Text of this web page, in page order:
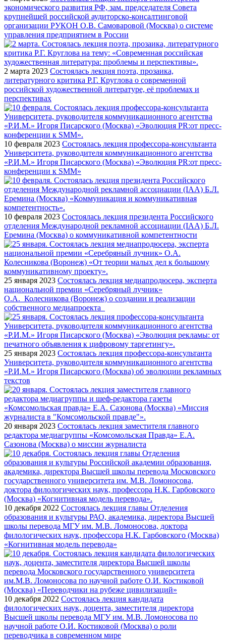
экономического развития РФ, зам. председателя Совета
крупнейшей российской аудиторско-консалтинговой
организации РУКОН О.В. Самоваровой (Москва) о системе
управления предприятием в России
2 марта 2023 Состоялась лекция поэта, прозаика,
литературного критика Р.Г. Круглова о современной
российской художественной литературе, её проблемах и
перспективах
10 февраля 2023 Состоялась лекция профессора-консультанта
Университета, руководителя коммуникационного агентства
«Р.И.М.» Игоря Писарского (Москва) «Эволюция PR:от пресс-
конференции к SMM»
10 февраля 2023 Состоялась лекция президента Российского
отделения Международной рекламной ассоциации (IAA) Б.Л.
Еремина (Москва) о коммуникативной компетентности
25 января 2023 Состоялась лекция медиапродюсера, эксперта
национальной премии «Серебряный лучник»
О.А. Колесникова (Воронеж) о создании и реализации
собственного медиапроекта
25 января 2023 Состоялась лекция профессора-консультанта
Университета, руководителя коммуникационного агентства
«Р.И.М.» Игоря Писарского (Москва) об эволюции рекламных
текстов
20 января 2023 Состоялась лекция заместителя главного
редактора медиагруппы «Комсомольская Правда» Е.А.
Сазонова (Москва) о миссии журналиста
10 декабря 2022 Состоялась лекция главы Отделения
образования и культуры РАО, академика, директора Высшей
школы перевода МГУ им. М.В. Ломоносова, доктора
филологических наук, профессора Н.К. Гарбовского (Москва)
«Когнитивная модель перевода»
10 декабря 2022 Состоялась лекция кандидата
филологических наук, доцента, заместителя директора
Высшей школы перевода МГУ им. М.В. Ломоносова по
научной работе О.И. Костиковой (Москва) о роли
переводчика в современном мире